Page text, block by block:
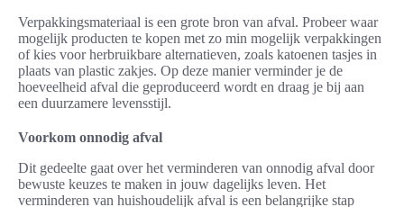
Verpakkingsmateriaal is een grote bron van afval. Probeer waar
mogelijk producten te kopen met zo min mogelijk verpakkingen
of kies voor herbruikbare alternatieven, zoals katoenen tasjes in
plaats van plastic zakjes. Op deze manier verminder je de
hoeveelheid afval die geproduceerd wordt en draag je bij aan
een duurzamere levensstijl.
Voorkom onnodig afval
Dit gedeelte gaat over het verminderen van onnodig afval door
bewuste keuzes te maken in jouw dagelijks leven. Het
verminderen van huishoudelijk afval is een belangrijke stap